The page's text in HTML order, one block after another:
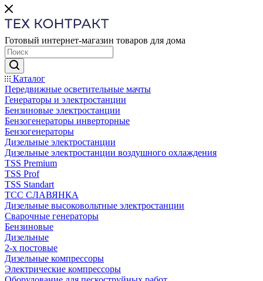
Готовый интернет-магазин товаров для дома
Каталог
Передвижные осветительные мачты
Генераторы и электростанции
Бензиновые электростанции
Бензогенераторы инверторные
Бензогенераторы
Дизельные электростанции
Дизельные электростанции воздушного охлаждения
TSS Premium
TSS Prof
TSS Standart
ТСС СЛАВЯНКА
Дизельные высоковольтные электростанции
Сварочные генераторы
Бензиновые
Дизельные
2-х постовые
Дизельные компрессоры
Электрические компрессоры